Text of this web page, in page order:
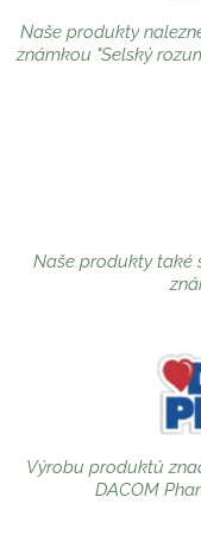
Naše produkty
známkou "Selský
Naše produkty také
Výrobu produktů
DACOM